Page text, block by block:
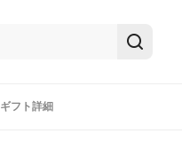
ギフト詳細